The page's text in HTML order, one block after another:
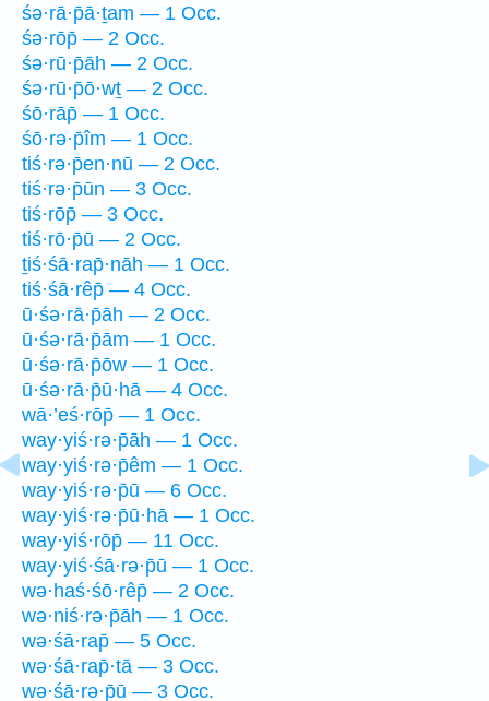
śə·rā·p̄ā·ṯam — 1 Occ.
śə·rōp̄ — 2 Occ.
śə·rū·p̄āh — 2 Occ.
śə·rū·p̄ō·wṯ — 2 Occ.
śō·rāp̄ — 1 Occ.
śō·rə·p̄îm — 1 Occ.
tiś·rə·p̄en·nū — 2 Occ.
tiś·rə·p̄ūn — 3 Occ.
tiś·rōp̄ — 3 Occ.
tiś·rō·p̄ū — 2 Occ.
ṯiś·śā·rap̄·nāh — 1 Occ.
tiś·śā·rêp̄ — 4 Occ.
ū·śə·rā·p̄āh — 2 Occ.
ū·śə·rā·p̄ām — 1 Occ.
ū·śə·rā·p̄ōw — 1 Occ.
ū·śə·rā·p̄ū·hā — 4 Occ.
wā·’eś·rōp̄ — 1 Occ.
way·yiś·rə·p̄āh — 1 Occ.
way·yiś·rə·p̄êm — 1 Occ.
way·yiś·rə·p̄ū — 6 Occ.
way·yiś·rə·p̄ū·hā — 1 Occ.
way·yiś·rōp̄ — 11 Occ.
way·yiś·śā·rə·p̄ū — 1 Occ.
wə·haś·śō·rêp̄ — 2 Occ.
wə·niś·rə·p̄āh — 1 Occ.
wə·śā·rap̄ — 5 Occ.
wə·śā·rap̄·tā — 3 Occ.
wə·śā·rə·p̄ū — 3 Occ.